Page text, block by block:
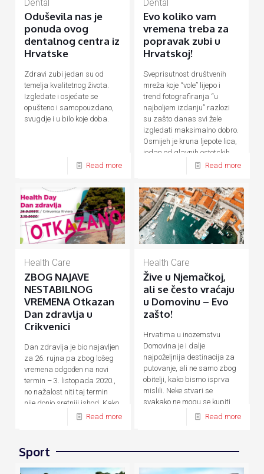
Dental
Oduševila nas je
ponuda ovog
dentalnog centra iz
Hrvatske
Zdravi zubi jedan su od
temelja kvalitetnog života.
Izgledate i osjećate se
opušteno i samopouzdano,
svugdje i u bilo koje doba.
Read more
Dental
Evo koliko vam
vremena treba za
popravak zubi u
Hrvatskoj!
Sveprisutnost društvenih
mreža koje “vole” lijepo i
trend fotografiranja “u
najboljem izdanju” razlozi
su zašto danas svi žele
izgledati maksimalno dobro.
Osmijeh je kruna ljepote lica,
jedan od glavnih estetskih
Read more
Health Care
ZBOG NAJAVE
NESTABILNOG
VREMENA Otkazan
Dan zdravlja u
Crikvenici
Dan zdravlja je bio najavljen
za 26. rujna pa zbog lošeg
vremena odgođen na novi
termin – 3. listopada 2020.,
no nažalost niti taj termin
nije donio sretniji ishod. Kako
Read more
Health Care
Žive u Njemačkoj,
ali se često vraćaju
u Domovinu – Evo
zašto!
Hrvatima u inozemstvu
Domovina je i dalje
najpoželjnija destinacija za
putovanje, ali ne samo zbog
obitelji, kako bismo isprva
mislili. Neke stvari se
svakako ne mogu se kupiti
Read more
Sport